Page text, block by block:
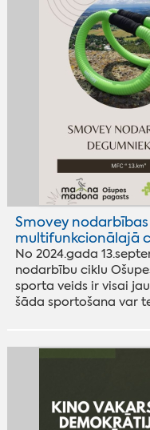
Smovey
multifunkcionālajā
No 2024.gada
nodarbību ciklu
sporta veids ir visai
šāda sportošana var